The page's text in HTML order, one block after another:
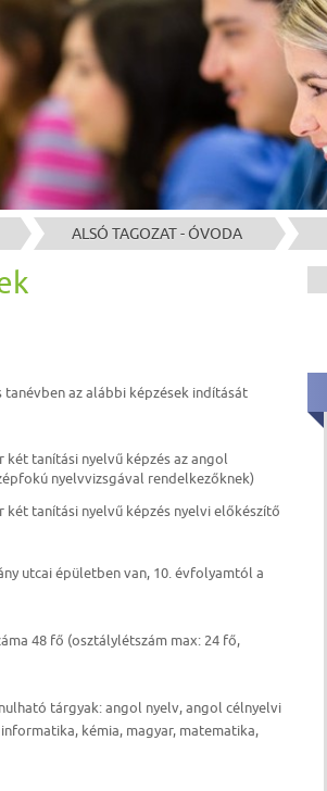
ALSÓ TAGOZAT - ÓVODA
tanévben az alábbi képzések indítását
tanítási nyelvű képzés az angol
nyelvvizsgával rendelkezőknek)
tanítási nyelvű képzés nyelvi előkészítő
utcai épületben van, 10. évfolyamtól a
48 fő (osztálylétszám max: 24 fő,
tárgyak: angol nyelv, angol célnyelvi
kémia, magyar, matematika,